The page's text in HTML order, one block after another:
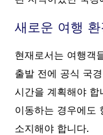
새로운 여행
현재로서는 여행객
출발 전에 공식 국
시간을 계획해야 합
이동하는 경우에도
소지해야 합니다.